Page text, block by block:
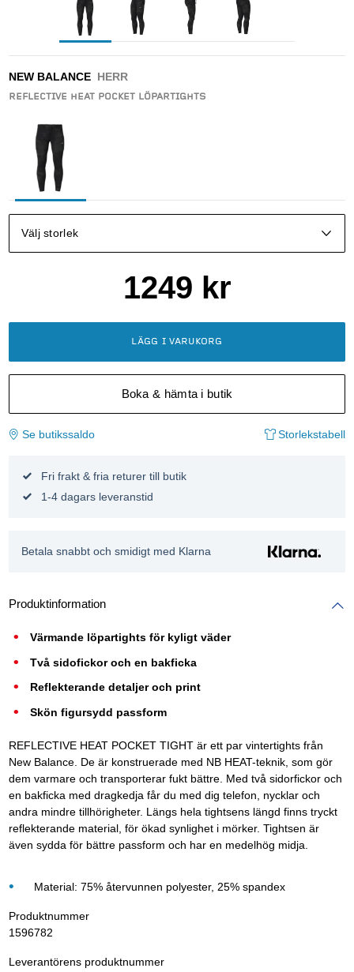
NEW BALANCE HERR
REFLECTIVE HEAT POCKET LÖPARTIGHTS
Välj storlek
1249 kr
LÄGG I VARUKORG
Boka & hämta i butik
Se butikssaldo Storlekstabell
Fri frakt & fria returer till butik
1-4 dagars leveranstid
Betala snabbt och smidigt med Klarna
Produktinformation
Värmande löpartights för kyligt väder
Två sidofickor och en bakficka
Reflekterande detaljer och print
Skön figursydd passform
REFLECTIVE HEAT POCKET TIGHT är ett par vintertights från
New Balance. De är konstruerade med NB HEAT-teknik, som gör
dem varmare och transporterar fukt bättre. Med två sidorfickor och
en bakficka med dragkedja får du med dig telefon, nycklar och
andra mindre tillhörigheter. Längs hela tightsens längd finns tryckt
reflekterande material, för ökad synlighet i mörker. Tightsen är
även sydda för bättre passform och har en medelhög midja.
Material: 75% återvunnen polyester, 25% spandex
Produktnummer
1596782
Leverantörens produktnummer